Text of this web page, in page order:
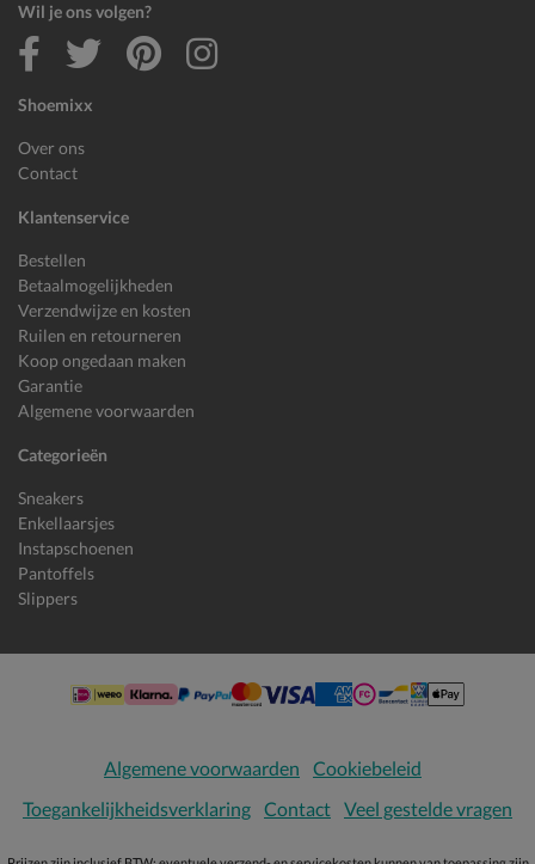
Shoemixx
Over ons
Contact
Klantenservice
Bestellen
Betaalmogelijkheden
Verzendwijze en kosten
Ruilen en retourneren
Koop ongedaan maken
Garantie
Algemene voorwaarden
Categorieën
Sneakers
Enkellaarsjes
Instapschoenen
Pantoffels
Slippers
Wil je ons volgen?
Algemene voorwaarden
Cookiebeleid
Toegankelijkheidsverklaring Contact Veel gestelde vragen